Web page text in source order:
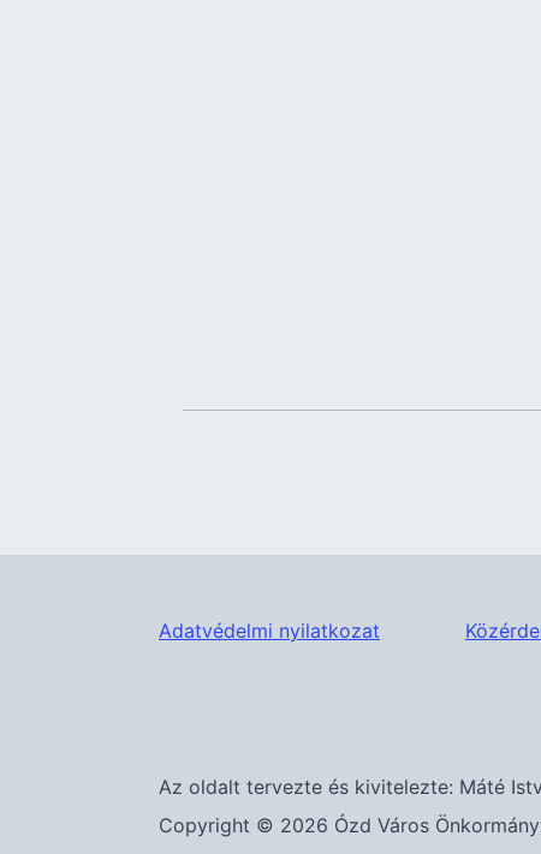
Adatvédelmi nyilatkozat
Az oldalt tervezte és kivitelezte: Máté
Copyright © 2026 Ózd Város